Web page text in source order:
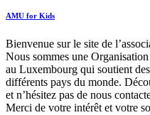
AMU for Kids
Bienvenue sur le site de
Nous sommes une
au Luxembourg qui soutient
différents pays du monde.
et n’hésitez pas de nous
Merci de votre intérêt et votre